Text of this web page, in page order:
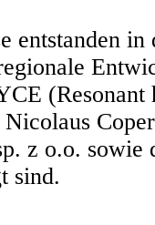
entstanden in
z o.o. sowie
sind.